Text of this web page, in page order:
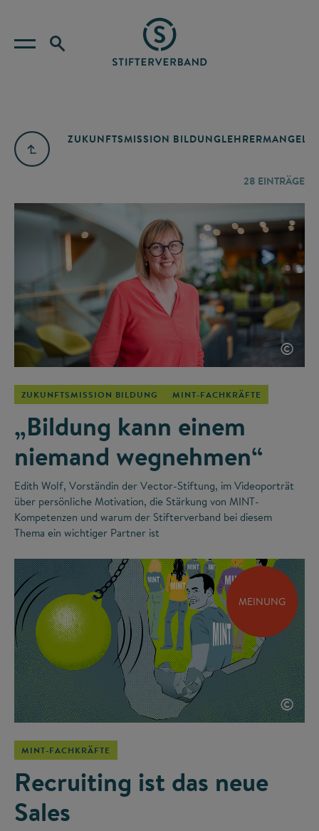
ZUKUNFTSMISSION BILDUNGLEHRERMANGEL
28 EINTRÄGE
©
ZUKUNFTSMISSION BILDUNG MINT-FACHKRÄFTE
„Bildung kann einem
niemand wegnehmen“
Edith Wolf, Vorständin der Vector-Stiftung, im Videoporträt
über persönliche Motivation, die Stärkung von MINT-
Kompetenzen und warum der Stifterverband bei diesem
Thema ein wichtiger Partner ist
MEINUNG
©
MINT-FACHKRÄFTE
Recruiting ist das neue
Sales